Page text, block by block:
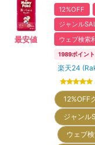
最安値
12%OFF
ジャンル
ウェブ検索
1989ポイント
楽天24
12%OFF
ジャン
ウェブ